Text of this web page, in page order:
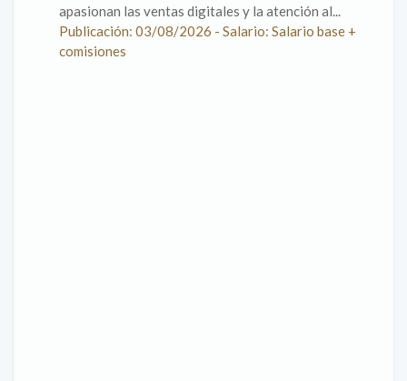
apasionan las ventas digitales y la atención al...
Publicación: 03/08/2026 - Salario: Salario base +
comisiones